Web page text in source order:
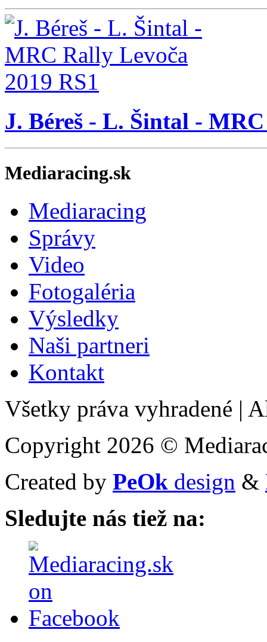
J. Béreš - L. Šintal -
Mediaracing.sk
Mediaracing
Správy
Video
Fotogaléria
Výsledky
Naši partneri
Kontakt
Všetky práva vyhradené |
Copyright 2026 ©
Created by PeOk design &
Sledujte nás tiež na: